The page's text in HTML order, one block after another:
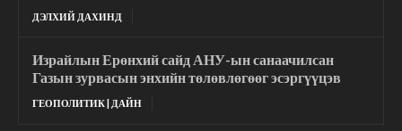
ДЭЛХИЙ ДАХИНД
Израйлын Ерөнхий сайд АНУ-ын санаачилсан
Газын зурвасын энхийн төлөвлөгөөг эсэргүүцэв
ГЕОПОЛИТИК | ДАЙН